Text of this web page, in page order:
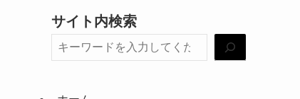
サイト内検索